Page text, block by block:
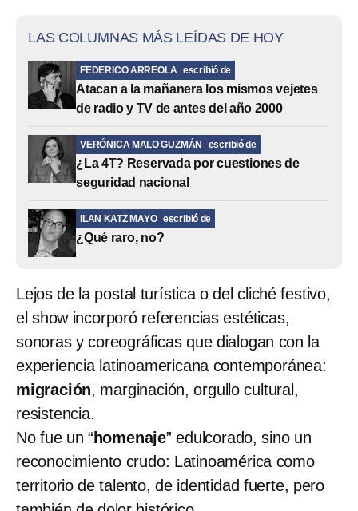
LAS COLUMNAS MÁS LEÍDAS DE HOY
FEDERICO ARREOLA escribió de
Atacan a la mañanera los mismos vejetes
de radio y TV de antes del año 2000
VERÓNICA MALO GUZMÁN escribió de
¿La 4T? Reservada por cuestiones de
seguridad nacional
ILAN KATZ MAYO escribió de
¿Qué raro, no?
Lejos de la postal turística o del cliché festivo,
el show incorporó referencias estéticas,
sonoras y coreográficas que dialogan con la
experiencia latinoamericana contemporánea:
migración, marginación, orgullo cultural,
resistencia.
No fue un “ homenaje” edulcorado, sino un
reconocimiento crudo: Latinoamérica como
territorio de talento, de identidad fuerte, pero